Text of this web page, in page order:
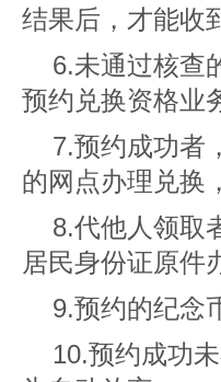
结果后，才能收
6.未通过核查
预约兑换资格业
7.预约成功者
的网点办理兑换
8.代他人领取
居民身份证原件
9.预约的纪念
10.预约成功